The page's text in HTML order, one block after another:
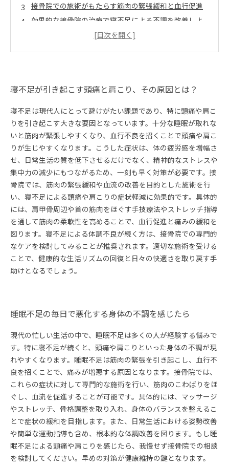
接骨院での施術がもたらす筋肉の緊張緩和と血行促進
効果的な接骨院の治療で寝不足による不調を改善しよ
寝不足による頭痛・肩こりを防ぐための生活習慣と
寝不足が引き起こす頭痛と肩こり、その原因とは？
寝不足は現代人にとって避けがたい課題であり、特に頭痛や肩こ
りを引き起こす大きな要因となっています。十分な睡眠が取れな
いと筋肉が緊張しやすくなり、血行不良を招くことで頭痛や肩こ
りが生じやすくなります。こうした症状は、体の疲労感を増幅さ
せ、日常生活の質を低下させるだけでなく、精神的なストレスや
集中力の減少にもつながるため、一刻も早く対策が必要です。接
骨院では、筋肉の緊張緩和や血流の改善を目的とした施術を行
い、寝不足による頭痛や肩こりの症状軽減に効果的です。具体的
には、肩甲骨周辺や首の筋肉をほぐす手技療法やストレッチ指導
を通して筋肉の柔軟性を高めることで、血行促進と痛みの緩和を
図ります。寝不足による体調不良が続く方は、接骨院での専門的
なケアを検討してみることが推奨されます。適切な施術を受ける
ことで、健康的な生活リズムの回復と日々の快適さを取り戻す手
助けとなるでしょう。
睡眠不足の毎日で悪化する身体の不調を感じたら
現代の忙しい生活の中で、睡眠不足は多くの人が経験する悩みで
す。特に寝不足が続くと、頭痛や肩こりといった身体の不調が現
れやすくなります。睡眠不足は筋肉の緊張を引き起こし、血行不
良を招くことで、痛みが増悪する原因となります。接骨院では、
これらの症状に対して専門的な施術を行い、筋肉のこわばりをほ
ぐし、血流を促進することが可能です。具体的には、マッサージ
やストレッチ、骨格調整を取り入れ、身体のバランスを整えるこ
とで症状の緩和を目指します。また、日常生活における姿勢改善
や簡単な運動指導も含め、根本的な体調改善を図ります。もし睡
眠不足による頭痛や肩こりを感じたら、我慢せず接骨院での相談
を検討してください。早めの対策が健康維持の鍵となります。